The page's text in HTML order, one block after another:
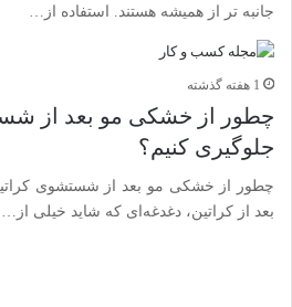
جانبه تر از همیشه هستند. استفاده از…
1 هفته گذشته
چطور از خشکی مو بعد از
جلوگیری کنیم؟
چطور از خشکی مو بعد از شستشوی
بعد از کراتین، دغدغه‌ای که شاید خیلی از…